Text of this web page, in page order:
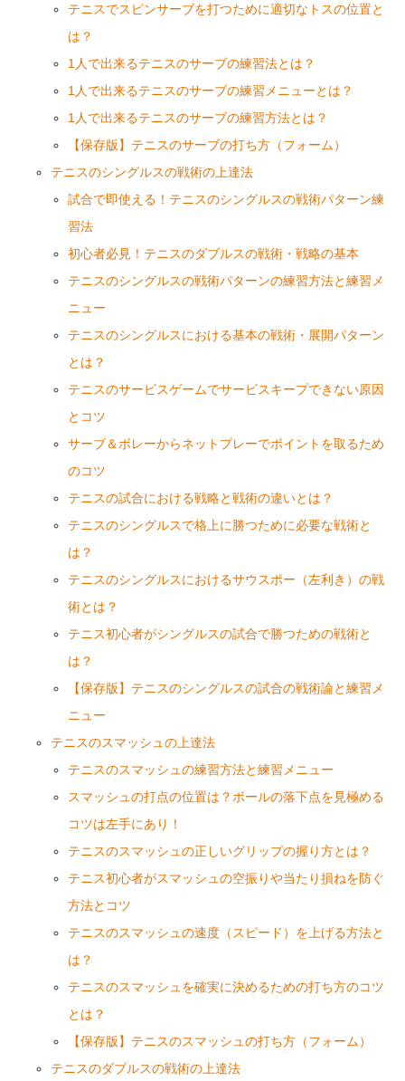
テニスでスピンサーブを打つために適切なトスの位置と
は？
1人で出来るテニスのサーブの練習法とは？
1人で出来るテニスのサーブの練習メニューとは？
1人で出来るテニスのサーブの練習方法とは？
【保存版】テニスのサーブの打ち方（フォーム）
テニスのシングルスの戦術の上達法
試合で即使える！テニスのシングルスの戦術パターン練
習法
初心者必見！テニスのダブルスの戦術・戦略の基本
テニスのシングルスの戦術パターンの練習方法と練習メ
ニュー
テニスのシングルスにおける基本の戦術・展開パターン
とは？
テニスのサービスゲームでサービスキープできない原因
とコツ
サーブ＆ボレーからネットプレーでポイントを取るため
のコツ
テニスの試合における戦略と戦術の違いとは？
テニスのシングルスで格上に勝つために必要な戦術と
は？
テニスのシングルスにおけるサウスポー（左利き）の戦
術とは？
テニス初心者がシングルスの試合で勝つための戦術と
は？
【保存版】テニスのシングルスの試合の戦術論と練習メ
ニュー
テニスのスマッシュの上達法
テニスのスマッシュの練習方法と練習メニュー
スマッシュの打点の位置は？ボールの落下点を見極める
コツは左手にあり！
テニスのスマッシュの正しいグリップの握り方とは？
テニス初心者がスマッシュの空振りや当たり損ねを防ぐ
方法とコツ
テニスのスマッシュの速度（スピード）を上げる方法と
は？
テニスのスマッシュを確実に決めるための打ち方のコツ
とは？
【保存版】テニスのスマッシュの打ち方（フォーム）
テニスのダブルスの戦術の上達法